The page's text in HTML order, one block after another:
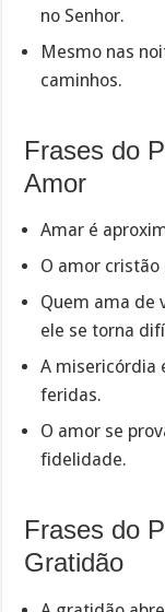
no Senhor.
Mesmo nas
caminhos.
Frases do
Amor
Amar é
O amor cristão
Quem ama de
ele se torna
A misericórdia
feridas.
O amor se
fidelidade.
Frases do
Gratidão